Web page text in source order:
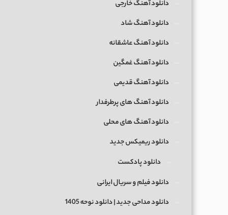
دانلود آهنگ خارجی
دانلود آهنگ شاد
دانلود آهنگ عاشقانه
دانلود آهنگ غمگین
دانلود آهنگ قدیمی
دانلود آهنگ های پرطرفدار
دانلود آهنگ های محلی
دانلود ریمیکس جدید
دانلود پادکست
دانلود فیلم و سریال ایرانی
دانلود مداحی جدید | دانلود نوحه 1405